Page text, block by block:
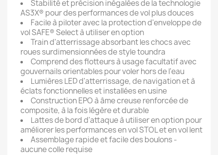
Stabilité et précision inégalées de la technologie
AS3X® pour des performances de vol plus douces
Facile à piloter avec la protection d'enveloppe de
vol SAFE® Select à utiliser en option
Train d'atterrissage absorbant les chocs avec
roues surdimensionnées de style toundra
Comprend des flotteurs à usage facultatif avec
gouvernails orientables pour voler hors de l'eau
Lumières LED d'atterrissage, de navigation et à
éclats fonctionnelles et installées en usine
Construction EPO à âme creuse renforcée de
composite, à la fois légère et durable
Lattes de bord d'attaque à utiliser en option pour
améliorer les performances en vol STOL et en vol lent
Assemblage rapide et facile des boulons -
aucune colle requise